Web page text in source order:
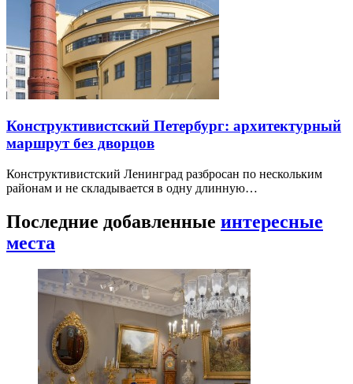
Конструктивистский Петербург: архитектурный
маршрут без дворцов
Конструктивистский Ленинград разбросан по нескольким
районам и не складывается в одну длинную…
Последние добавленные интересные
места